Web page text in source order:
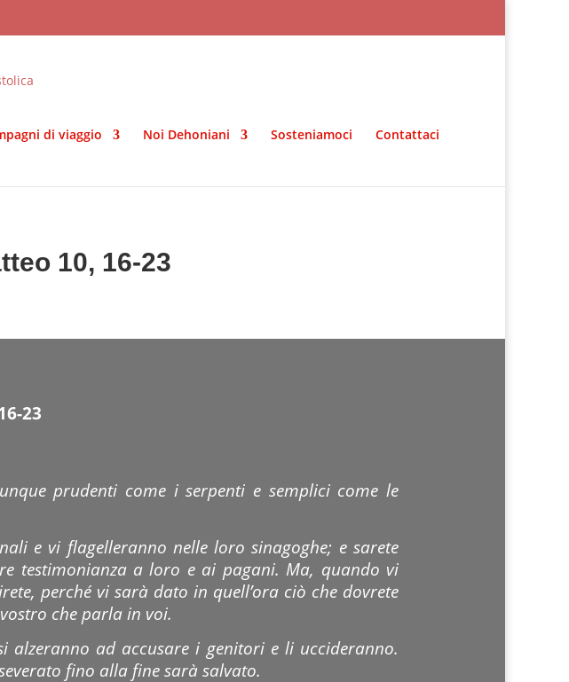
di viaggio Noi Dehoniani Sosteniamoci Contattaci
10, 16-23
23
prudenti come i serpenti e semplici come le
e vi flagelleranno nelle loro sinagoghe; e sarete
testimonianza a loro e ai pagani. Ma, quando vi
perché vi sarà dato in quell’ora ciò che dovrete
che parla in voi.
ad accusare i genitori e li uccideranno.
fino alla fine sarà salvato.